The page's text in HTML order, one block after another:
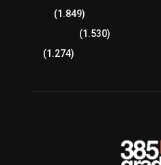
(1.849)
(1.530)
(1.274)